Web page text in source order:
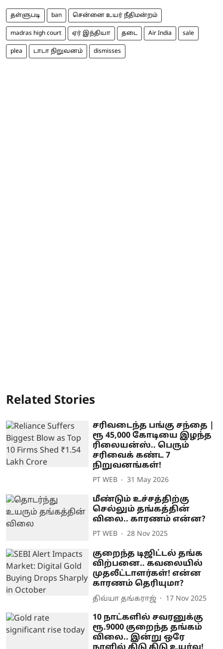
தள்ளுபடி ban சென்னை உயர் நீதிமன்றம்
madras high court ஏர் இந்தியா தடை Air India sale
plea டாடா நிறுவனம் dismisses
Related Stories
சரிவடைந்த பங்கு சந்தை |
ரூ 45,000 கோடியை இழந்த
ரிலையன்ஸ்.. பெரும்
சரிவைக் கண்ட 7
நிறுவனங்கள்!
PT WEB 31 May 2026
மீண்டும் உச்சத்திற்கு
செல்லும் தங்கத்தின்
விலை.. காரணம் என்ன?
PT WEB 28 Nov 2025
குறைந்த டிஜிட்டல் தங்க
விற்பனை.. கவலையில்
முதலீட்டாளர்கள்! என்ன
காரணம் தெரியுமா?
திவ்யா தங்கராஜ் 17 Nov 2025
10 நாட்களில் சவரனுக்கு
ரூ.9000 குறைந்த தங்கம்
விலை.. இன்று ஒரே